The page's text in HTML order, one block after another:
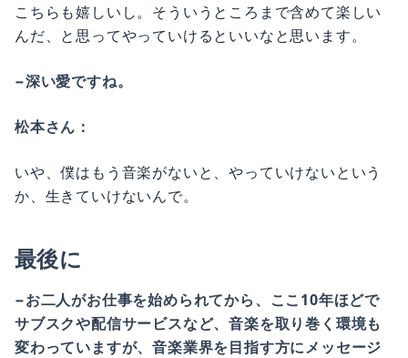
こちらも嬉しいし。そういうところまで含めて楽しい
んだ、と思ってやっていけるといいなと思います。
−深い愛ですね。
松本さん：
いや、僕はもう音楽がないと、やっていけないという
か、生きていけないんで。
最後に
−お二人がお仕事を始められてから、ここ10年ほどで
サブスクや配信サービスなど、音楽を取り巻く環境も
変わっていますが、音楽業界を目指す方にメッセージ